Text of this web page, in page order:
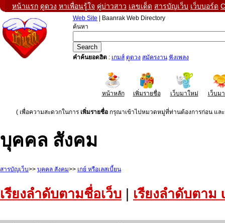
หน้าแรก ดูดวง หาเพื่อนรู้ใจ คู่บ่าวสาว เลขเด็ด สารบัญเว็บ เว็บบอร์ด
Web Site | Baanrak Web Directory
ค้นหา
คำค้นยอดฮิต : เกมส์ ดูดวง สมัครงาน ฟังเพลง
หน้าหลัก เพิ่มรายชื่อ เว็บมาใหม่ เว็บม
( เพื่อความสะดวกในการ เพิ่มรายชื่อ กรุณาเข้าไปหมวดหมู่ที่ท่านต้องการก่อน แล
บุคคล สังคม
สารบัญเว็บ>> บุคคล สังคม>> เกย์ หรือเลสเบี้ยน
เรียงลำดับตามชื่อเว็บ เรียงลำดับตาม